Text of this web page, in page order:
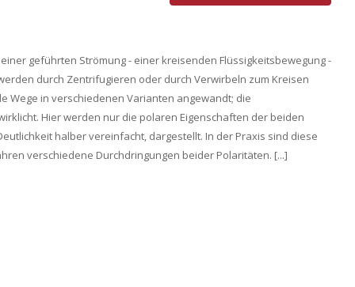
geführten Strömung - einer kreisenden Flüssigkeitsbewegung -
durch Zentrifugieren oder durch Verwirbeln zum Kreisen
Wege in verschiedenen Varianten angewandt; die
Hier werden nur die polaren Eigenschaften der beiden
halber vereinfacht, dargestellt. In der Praxis sind diese
verschiedene Durchdringungen beider Polaritäten. [...]